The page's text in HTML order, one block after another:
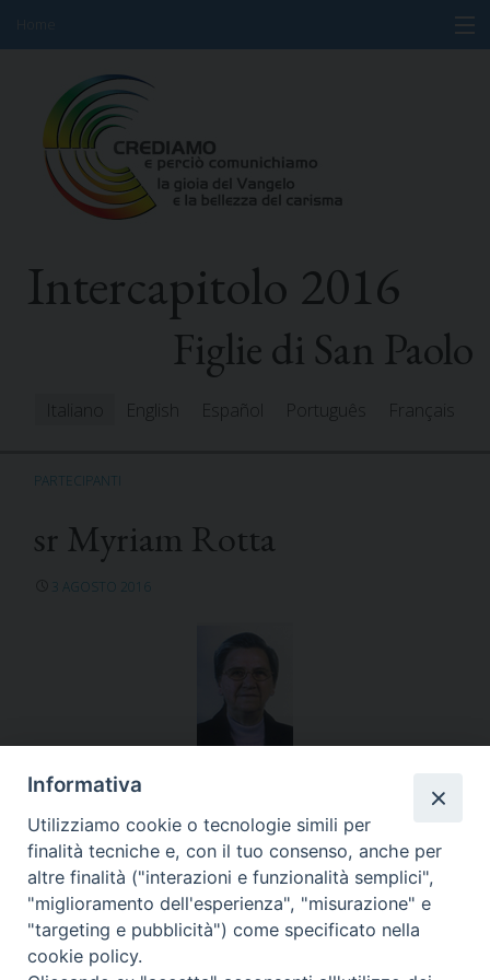
content
Informazioni
Programma
Partecipanti
Risorse
Intercapitolo 2016
Figlie di San Paolo
Italiano English Español Português Français
PARTECIPANTI
sr Myriam Rotta
3 AGOSTO 2016
Africa Australe
«sr Mariuccia Pezzini
Informativa
Utilizziamo cookie o tecnologie simili per
finalità tecniche e, con il tuo consenso, anche per
altre finalità ("interazioni e funzionalità semplici",
"miglioramento dell'esperienza", "misurazione" e
"targeting e pubblicità") come specificato nella
cookie policy.